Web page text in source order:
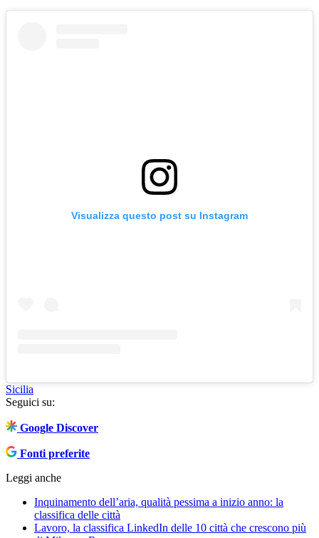
Visualizza questo post su Instagram
Sicilia
Seguici su:
Google Discover
Fonti preferite
Leggi anche
Inquinamento dell’aria, qualità pessima a inizio anno: la
classifica delle città
Lavoro, la classifica LinkedIn delle 10 città che crescono più